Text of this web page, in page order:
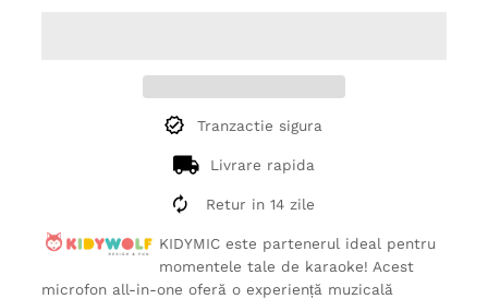
Tranzactie sigura
Livrare rapida
Retur in 14 zile
KIDYMIC este partenerul ideal pentru
momentele tale de karaoke! Acest
microfon all-in-one oferă o experiență muzicală